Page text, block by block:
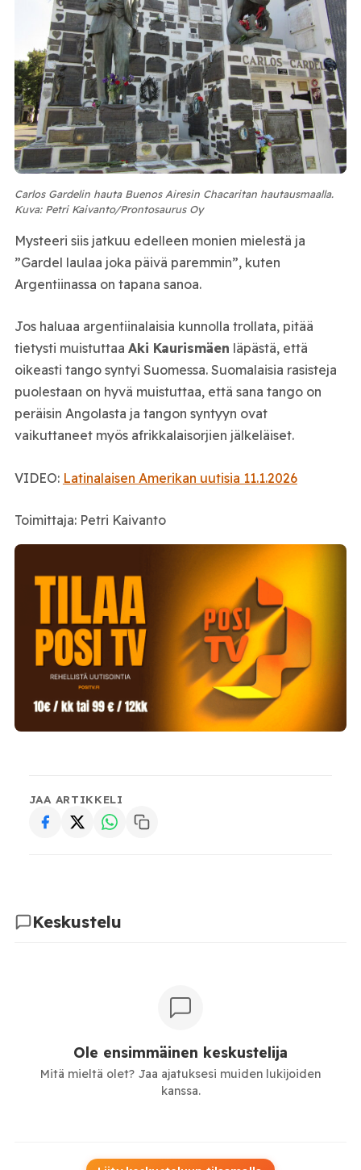
Carlos Gardelin hauta Buenos Airesin Chacaritan hautausmaalla.
Kuva: Petri Kaivanto/Prontosaurus Oy
Mysteeri siis jatkuu edelleen monien mielestä ja
”Gardel laulaa joka päivä paremmin”, kuten
Argentiinassa on tapana sanoa.
Jos haluaa argentiinalaisia kunnolla trollata, pitää
tietysti muistuttaa Aki Kaurismäen läpästä, että
oikeasti tango syntyi Suomessa. Suomalaisia rasisteja
puolestaan on hyvä muistuttaa, että sana tango on
peräisin Angolasta ja tangon syntyyn ovat
vaikuttaneet myös afrikkalaisorjien jälkeläiset.
VIDEO: Latinalaisen Amerikan uutisia 11.1.2026
Toimittaja: Petri Kaivanto
JAA ARTIKKELI
Keskustelu
Ole ensimmäinen keskustelija
Mitä mieltä olet? Jaa ajatuksesi muiden lukijoiden
kanssa.